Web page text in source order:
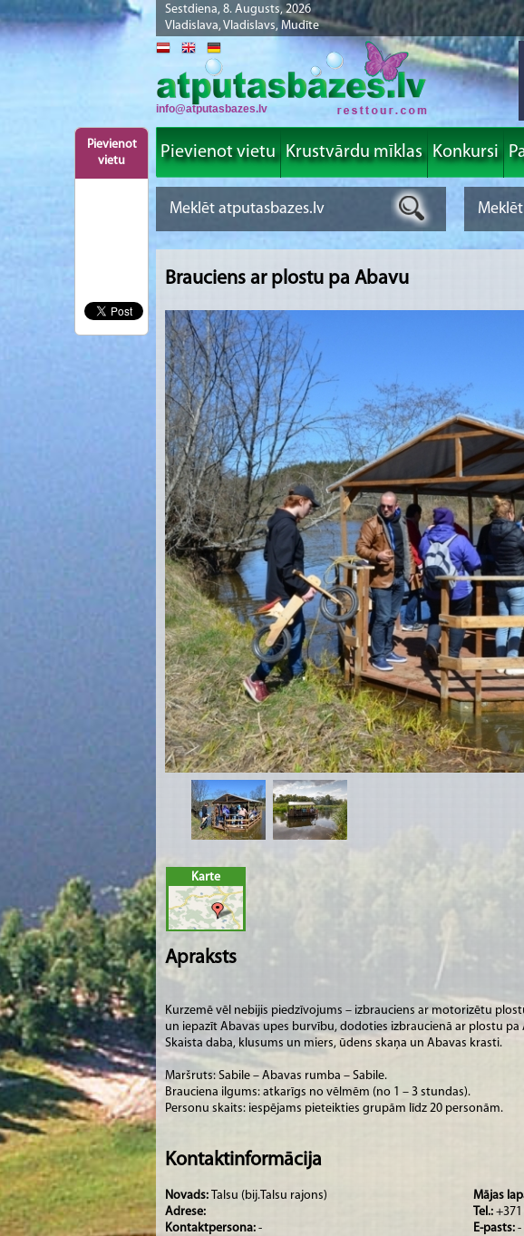
Sestdiena, 8. Augusts, 2026
Vladislava, Vladislavs, Mudīte
Pievienot
vietu
info@atputasbazes.lv
Pievienot vietu Krustvārdu mīklas Konkursi
Brauciens ar plostu pa Abavu
Karte
Apraksts
Kurzemē vēl nebijis piedzīvojums – izbrauciens ar motorizētu
un iepazīt Abavas upes burvību, dodoties izbraucienā ar plostu
Skaista daba, klusums un miers, ūdens skaņa un Abavas krasti.
Maršruts: Sabile – Abavas rumba – Sabile.
Brauciena ilgums: atkarīgs no vēlmēm (no 1 – 3 stundas).
Personu skaits: iespējams pieteikties grupām līdz 20 personām.
Kontaktinformācija
Novads: Talsu (bij.Talsu rajons)
Adrese:
Kontaktpersona: -
Mājas
Tel.:
E-pasts: -